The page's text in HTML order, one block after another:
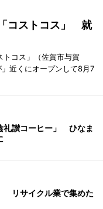
コストコス」 就
トコス」（佐賀市与賀
近くにオープンして8月7
礼讃コーヒー」 ひなま
リサイクル業で集めた